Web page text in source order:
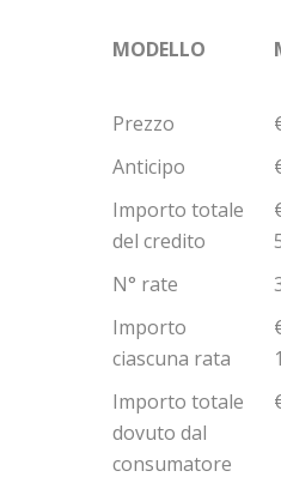
MODELLO
Prezzo
Anticipo
Importo totale
del credito
N° rate
Importo
ciascuna rata
Importo totale
dovuto dal
consumatore